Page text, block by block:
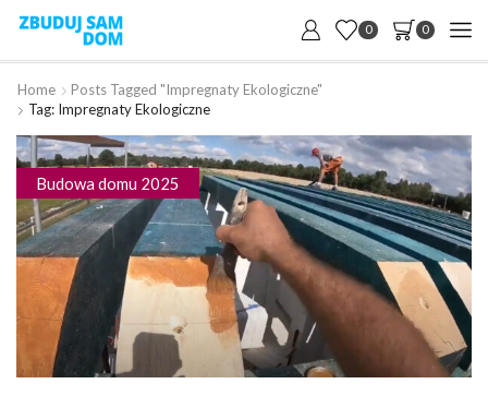
0 0
Home
Posts Tagged "impregnaty Ekologiczne"
Tag: Impregnaty Ekologiczne
Budowa domu 2025